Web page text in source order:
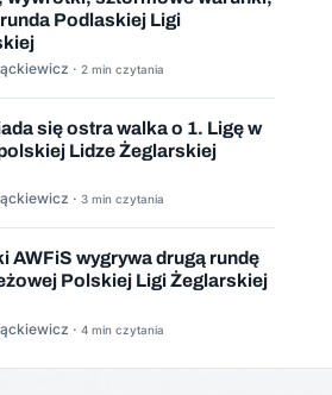
Podlaskiej Ligi
· 2 min czytania
się ostra walka o 1. Ligę w
Lidze Żeglarskiej
· 3 min czytania
AWFiS wygrywa drugą rundę
Polskiej Ligi Żeglarskiej
· 4 min czytania